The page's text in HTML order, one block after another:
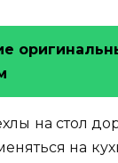
на стол
на